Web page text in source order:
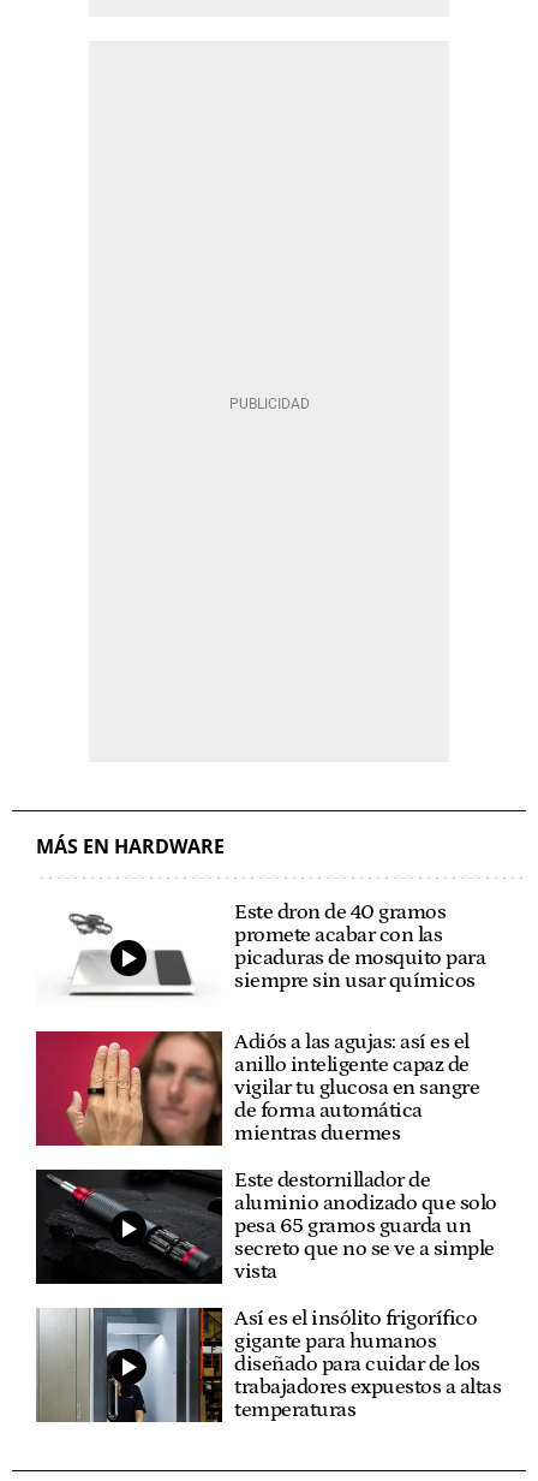
MÁS EN HARDWARE
Este dron de 40 gramos
promete acabar con las
picaduras de mosquito para
siempre sin usar químicos
Adiós a las agujas: así es el
anillo inteligente capaz de
vigilar tu glucosa en sangre
de forma automática
mientras duermes
Este destornillador de
aluminio anodizado que solo
pesa 65 gramos guarda un
secreto que no se ve a simple
vista
Así es el insólito frigorífico
gigante para humanos
diseñado para cuidar de los
trabajadores expuestos a altas
temperaturas